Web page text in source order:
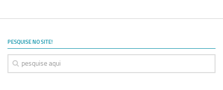
Daniel Domingues dos Santos
Programas Ano Sabático Encerrados
PESQUISE NO SITE!